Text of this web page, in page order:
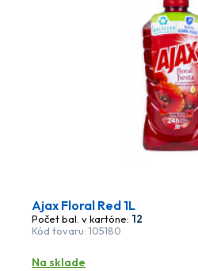
Ajax Floral Red 1L
Počet bal. v kartóne: 12
Kód tovaru: 105180
Na sklade